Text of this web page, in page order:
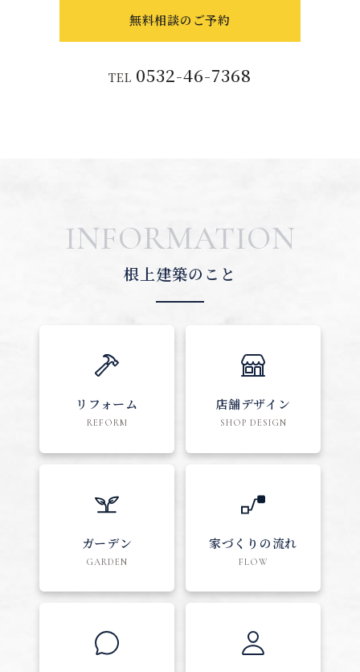
無料相談のご予約
TEL 0532-46-7368
INFORMATION
根上建築のこと
リフォーム
REFORM
店舗デザイン
SHOP DESIGN
ガーデン
GARDEN
家づくりの流れ
FLOW